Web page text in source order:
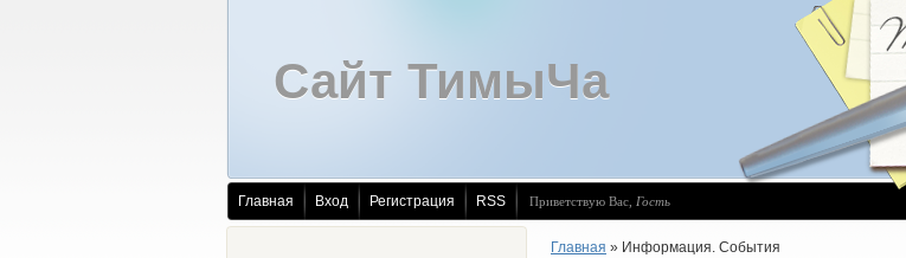
Сайт ТимыЧа
Главная Вход Регистрация RSS Приветствую Вас Гость
Главная » Информация. События